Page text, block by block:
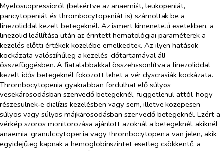
Myelosuppressioról (beleértve az anaemiát, leukopeniát,
pancytopeniát és thrombocytopeniát is) számoltak be a
linezoliddal kezelt betegeknél. Az ismert kimenetelű esetekben, a
linezolid leállítása után az érintett hematológiai paraméterek a
kezelés előtti értékek közelébe emelkedtek. Az ilyen hatások
kockázata valószínűleg a kezelés időtartamával áll
összefüggésben. A fiatalabbakkal összehasonlítva a linezoliddal
kezelt idős betegeknél fokozott lehet a vér dyscrasiák kockázata.
Thrombocytopenia gyakrabban fordulhat elő súlyos
vesekárosodásban szenvedő betegeknél, függetlenül attól, hogy
részesülnek‑e dialízis kezelésben vagy sem, illetve közepesen
súlyos vagy súlyos májkárosodásban szenvedő betegeknél. Ezért a
vérkép szoros monitorozása ajánlott azoknál a betegeknél, akiknél
anaemia, granulocytopenia vagy thrombocytopenia van jelen, akik
egyidejűleg kapnak a hemoglobinszintet esetleg csökkentő, a